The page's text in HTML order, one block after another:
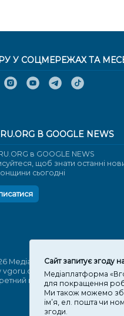
У СОЦМЕРЕЖАХ ТА
В GOOGLE NEWS
в GOOGLE NEWS
щоб знати останні
сьогодні
Медіаплатформа "Вгору".
vgoru.org лише за умови
матеріал не нижче
Cайт запитує згоду
Медіаплатформа
для покращення
Ми також можемо
ім’я, ел. пошта чи
згоди.